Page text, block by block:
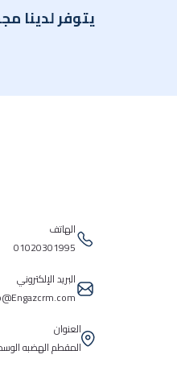
يتوفر لدينا
الهاتف
01020301995
البريد الإلكتروني
العنوان
المقطم الهضبه